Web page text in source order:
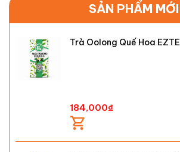
SẢN PHẨM MỚI
Trà Oolong Quế Hoa
184,000₫